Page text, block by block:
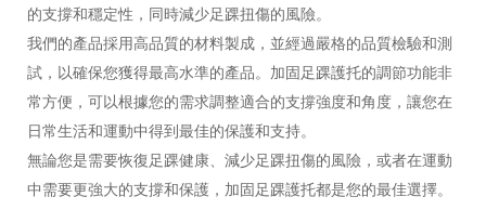
的支撐和穩定性，同時減少足踝扭傷的風險。
我們的產品採用高品質的材料製成，並經過嚴格的品質檢驗和測
試，以確保您獲得最高水準的產品。加固足踝護托的調節功能非
常方便，可以根據您的需求調整適合的支撐強度和角度，讓您在
日常生活和運動中得到最佳的保護和支持。
無論您是需要恢復足踝健康、減少足踝扭傷的風險，或者在運動
中需要更強大的支撐和保護，加固足踝護托都是您的最佳選擇。